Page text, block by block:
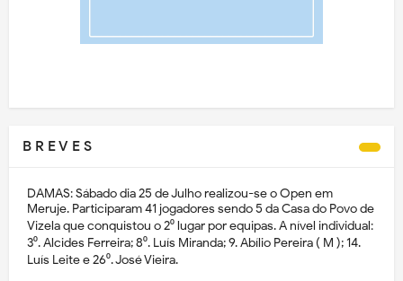
B R E V E S
DAMAS: Sábado dia 25 de Julho realizou-se o Open em
Meruje. Participaram 41 jogadores sendo 5 da Casa do Povo de
Vizela que conquistou o 2⁰ lugar por equipas. A nível individual:
3⁰. Alcides Ferreira; 8⁰. Luís Miranda; 9. Abílio Pereira ( M ); 14.
Luís Leite e 26⁰. José Vieira.